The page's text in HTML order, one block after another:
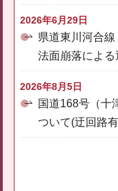
2026年6月29日
県道東川河合
法面崩落によ
2026年8月5日
国道168号（十
ついて(迂回路